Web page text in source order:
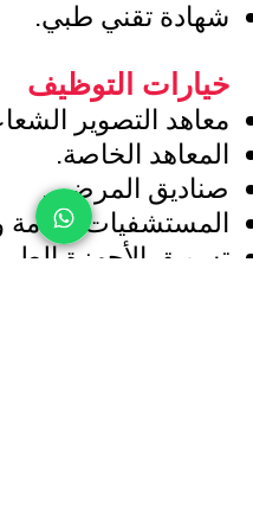
شهادة تقني طبي.
خيارات التوظيف
معاهد التصوير
المعاهد الخاصة.
صناديق المرضى.
المستشفيات العامة
تسويق الأجهزة